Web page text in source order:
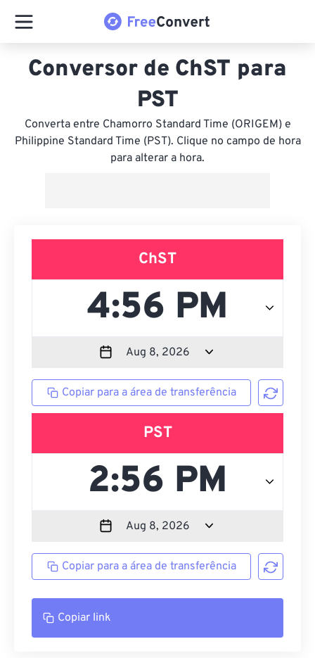
Conversor de ChST para
PST
Converta entre Chamorro Standard Time (ORIGEM) e
Philippine Standard Time (PST). Clique no campo de hora
para alterar a hora.
ChST
Copiar para a área de transferência
PST
Copiar para a área de transferência
Copiar link